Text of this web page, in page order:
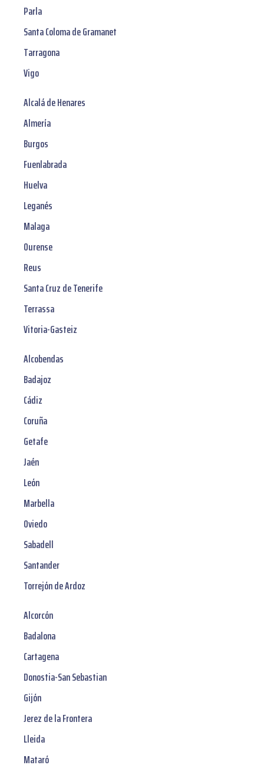
Parla
Santa Coloma de Gramanet
Tarragona
Vigo
Alcalá de Henares
Almería
Burgos
Fuenlabrada
Huelva
Leganés
Malaga
Ourense
Reus
Santa Cruz de Tenerife
Terrassa
Vitoria-Gasteiz
Alcobendas
Badajoz
Cádiz
Coruña
Getafe
Jaén
León
Marbella
Oviedo
Sabadell
Santander
Torrejón de Ardoz
Alcorcón
Badalona
Cartagena
Donostia-San Sebastian
Gijón
Jerez de la Frontera
Lleida
Mataró